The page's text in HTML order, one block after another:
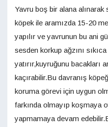
Yavru boş bir alana alınarak
köpek ile aramızda 15-20
yapılır ve yavrunun bu ani
sesden korkup ağzını sıkıca
yatırır,kuyruğunu bacakları
kaçırabilir.Bu davranış
koruma görevi için uygun
farkında olmayıp koşmaya
yapmamaya devam